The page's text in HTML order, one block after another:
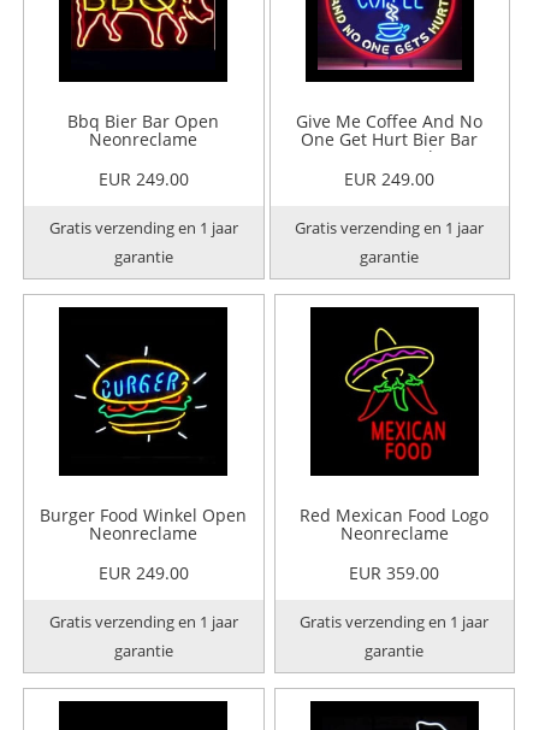
Bbq Bier Bar Open
Neonreclame
EUR 249.00
Gratis verzending en 1 jaar
garantie
Give Me Coffee And No
One Get Hurt Bier Bar
Open Neonreclame
EUR 249.00
Gratis verzending en 1 jaar
garantie
Burger Food Winkel Open
Neonreclame
EUR 249.00
Gratis verzending en 1 jaar
garantie
Red Mexican Food Logo
Neonreclame
EUR 359.00
Gratis verzending en 1 jaar
garantie